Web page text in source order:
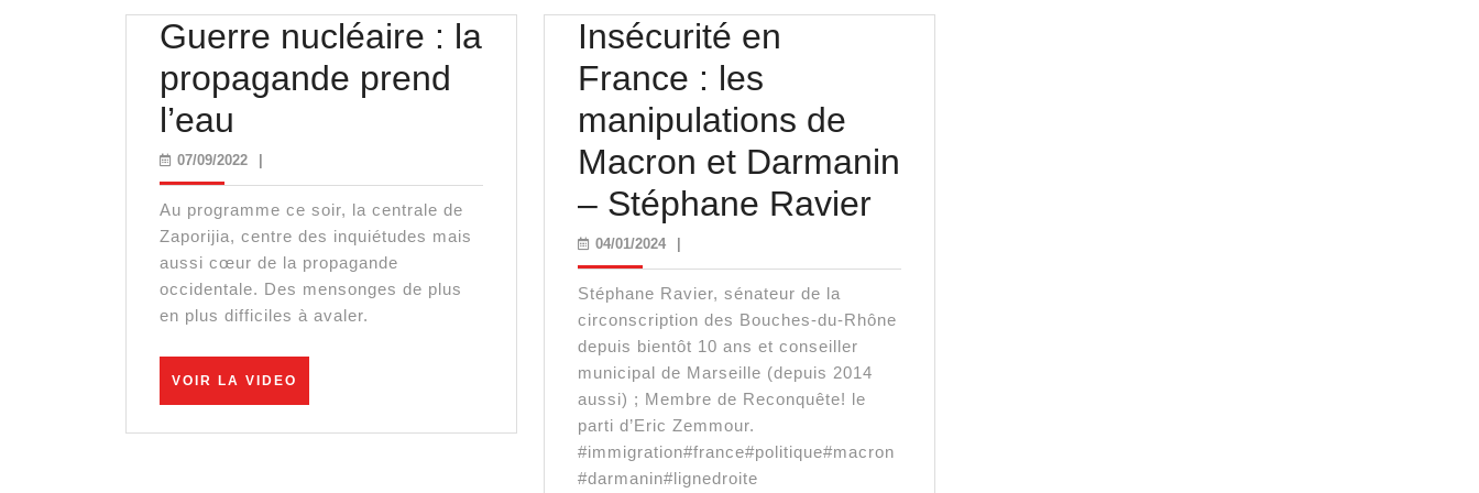
Guerre nucléaire : la
propagande prend
l’eau
nucléaire
:
la
propagande
prend
l’eau
07/09/202207/09/2022
Au programme ce soir, la centrale de
Zaporijia, centre des inquiétudes mais
aussi cœur de la propagande
occidentale. Des mensonges de plus
en plus difficiles à avaler.
VOIR LA VIDEO
Insécurité en
France : les
manipulations de
Macron et Darmanin
– Stéphane RavierInsécurité
:
les
de
04/01/202404/01/2024
Stéphane Ravier, sénateur de la
circonscription des Bouches-du-Rhône
depuis bientôt 10 ans et conseiller
municipal de Marseille (depuis 2014
aussi) ; Membre de Reconquête! le
parti d’Eric Zemmour.
#immigration#france#politique#macron
#darmanin#lignedroite